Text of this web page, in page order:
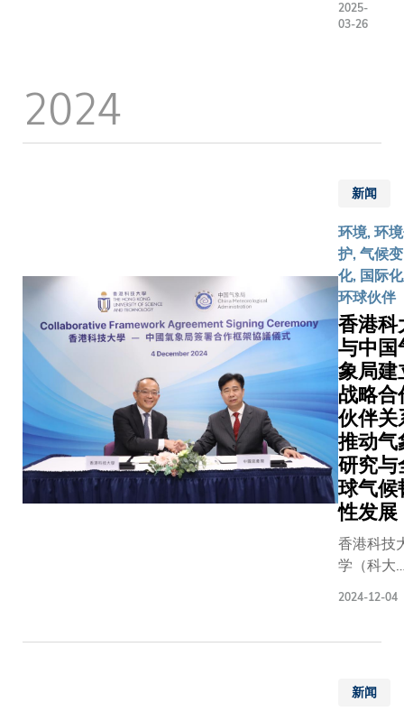
洋低云
缓还是
球暖
直以来
都是个
未解之
谜。最
近，香
港科技
大学
（科
大）工
学院开
发了一
种突破
性的研
究方
法，显
著提高
预测的
度，并
致一项
2025-
03-26
2024
新闻
环境, 环
护, 气候变
化, 国际
环球伙伴
香港科
与中国
象局建
战略合
伙伴关
推动气
研究与
球气候
性发展
香港科技
学（科大
创新及推
2024-12-04
新闻